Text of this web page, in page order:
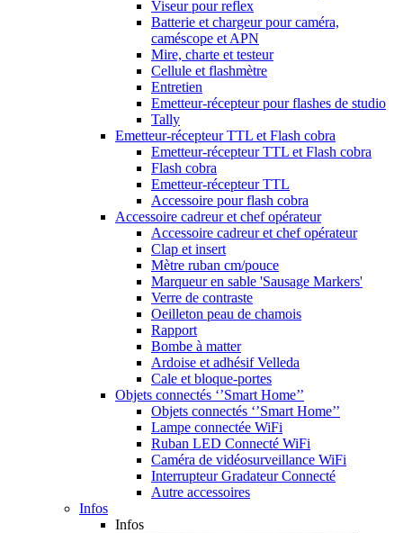
Viseur pour reflex
Batterie et chargeur pour caméra,
caméscope et APN
Mire, charte et testeur
Cellule et flashmètre
Entretien
Emetteur-récepteur pour flashes de studio
Tally
Emetteur-récepteur TTL et Flash cobra
Emetteur-récepteur TTL et Flash cobra
Flash cobra
Emetteur-récepteur TTL
Accessoire pour flash cobra
Accessoire cadreur et chef opérateur
Accessoire cadreur et chef opérateur
Clap et insert
Mètre ruban cm/pouce
Marqueur en sable 'Sausage Markers'
Verre de contraste
Oeilleton peau de chamois
Rapport
Bombe à matter
Ardoise et adhésif Velleda
Cale et bloque-portes
Objets connectés ‘’Smart Home’’
Objets connectés ‘’Smart Home’’
Lampe connectée WiFi
Ruban LED Connecté WiFi
Caméra de vidéosurveillance WiFi
Interrupteur Gradateur Connecté
Autre accessoires
Infos
Infos